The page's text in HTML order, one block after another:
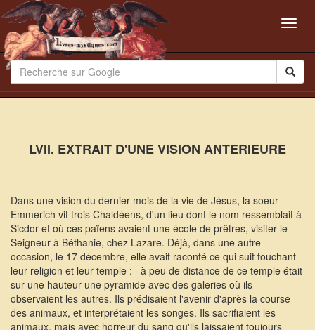
LVII. EXTRAIT D'UNE VISION ANTERIEURE
Dans une vision du dernier mois de la vie de Jésus, la soeur
Emmerich vit trois Chaldéens, d'un lieu dont le nom ressemblait à
Sicdor et où ces païens avaient une école de prêtres, visiter le
Seigneur à Béthanie, chez Lazare. Déjà, dans une autre
occasion, le 17 décembre, elle avait raconté ce qui suit touchant
leur religion et leur temple :  à peu de distance de ce temple était
sur une hauteur une pyramide avec des galeries où ils
observaient les autres. Ils prédisaient l'avenir d'après la course
des animaux, et interprétaient les songes. Ils sacrifiaient les
animaux, mais avec horreur du sang qu'ils laissaient toujours